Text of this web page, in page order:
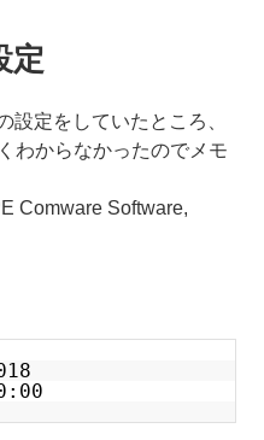
定
設定をしていたところ、
わからなかったのでメモ
Comware Software,